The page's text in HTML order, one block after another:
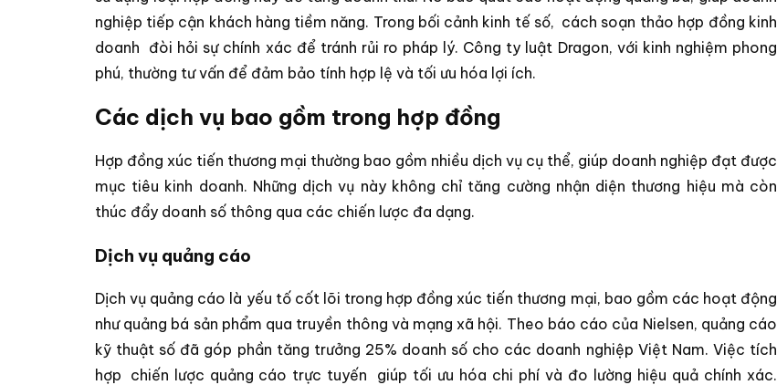
nghiệp tiếp cận khách hàng tiềm năng. Trong bối cảnh kinh tế số, cách soạn thảo hợp đồng kinh
doanh đòi hỏi sự chính xác để tránh rủi ro pháp lý. Công ty luật Dragon, với kinh nghiệm phong
phú, thường tư vấn để đảm bảo tính hợp lệ và tối ưu hóa lợi ích.
Các dịch vụ bao gồm trong hợp đồng
Hợp đồng xúc tiến thương mại thường bao gồm nhiều dịch vụ cụ thể, giúp doanh nghiệp đạt được
mục tiêu kinh doanh. Những dịch vụ này không chỉ tăng cường nhận diện thương hiệu mà còn
thúc đẩy doanh số thông qua các chiến lược đa dạng.
Dịch vụ quảng cáo
Dịch vụ quảng cáo là yếu tố cốt lõi trong hợp đồng xúc tiến thương mại, bao gồm các hoạt động
như quảng bá sản phẩm qua truyền thông và mạng xã hội. Theo báo cáo của Nielsen, quảng cáo
kỹ thuật số đã góp phần tăng trưởng 25% doanh số cho các doanh nghiệp Việt Nam. Việc tích
hợp chiến lược quảng cáo trực tuyến
giúp tối ưu hóa chi phí và đo lường hiệu quả chính xác.